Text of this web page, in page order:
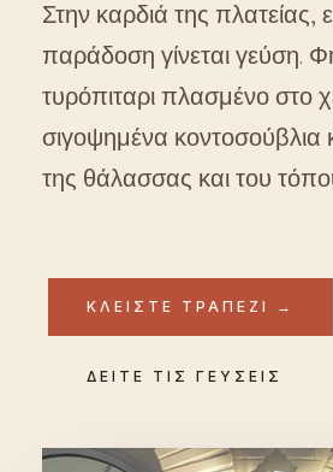
Στην καρδιά της πλατείας,
παράδοση γίνεται γεύση.
τυρόπιταρι πλασμένο στο
σιγοψημένα κοντοσούβλια
της θάλασσας και του
ΚΛΕΙΣΤΕ ΤΡΑΠΕΖΙ →
ΔΕΙΤΕ ΤΙΣ ΓΕΥΣΕΙΣ